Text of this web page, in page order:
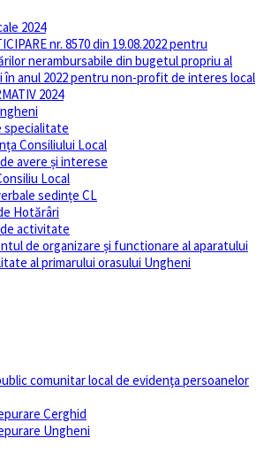
2024
nr. 8570 din 19.08.2022 pentru
nerambursabile din bugetul propriu al
în anul 2022 pentru non-profit de interes local
2024
specialitate
Consiliului Local
avere și interese
Local
sedințe CL
Hotărâri
activitate
de organizare și functionare al aparatului
al primarului orasului Ungheni
comunitar local de evidenţa persoanelor
Cerghid
Ungheni